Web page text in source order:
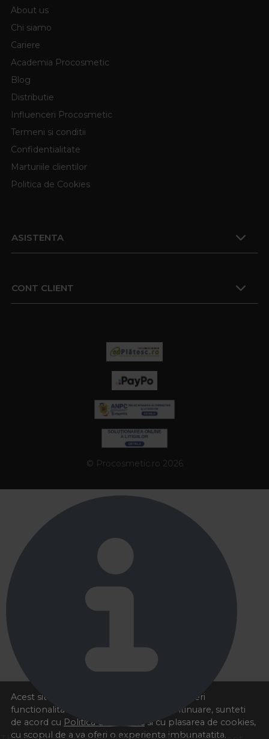
Acest site foloseste cookies pentru a va oferi
functionalitatea dorita. Navigand in continuare, sunteti
de acord cu Politica de cookies si cu plasarea de cookies,
cu scopul de a va oferi o experienta imbunatatita.
About us
Chi siamo
Cariere
Academia Procosmetic
Blog
Distributie
Influenceri Procosmetic
Termeni si conditii
Confidentialitate
Marturiile clientilor
Politica de Cookies
ASISTENTA
CONT CLIENT
© Procosmetic.ro 2026